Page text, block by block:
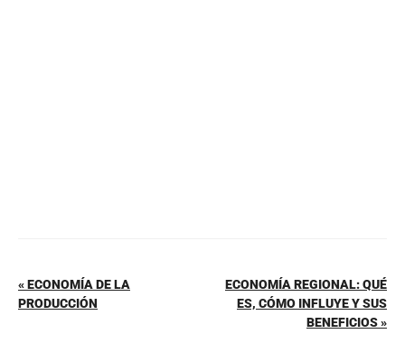
« ECONOMÍA DE LA
PRODUCCIÓN
ECONOMÍA REGIONAL: QUÉ
ES, CÓMO INFLUYE Y SUS
BENEFICIOS »